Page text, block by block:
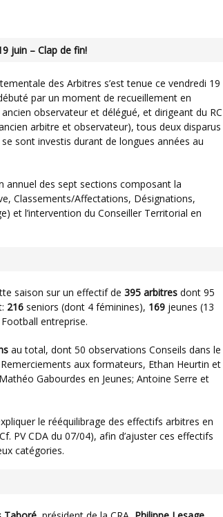
juin – Clap de fin!
par un moment de recueillement en
observateur et délégué, et dirigeant du RC
arbitre et observateur), tous deux disparus
sont investis durant de longues années au
Classements/Affectations, Désignations,
et l’intervention du Conseiller Territorial en
saison sur un effectif de 395 arbitres dont 95
216 seniors (dont 4 féminines), 169 jeunes (13
entreprise.
au total, dont 50 observations Conseils dans le
aux formateurs, Ethan Heurtin et
Gabourdes en Jeunes; Antoine Serre et
PV CDA du 07/04), afin d’ajuster ces effectifs
catégories.